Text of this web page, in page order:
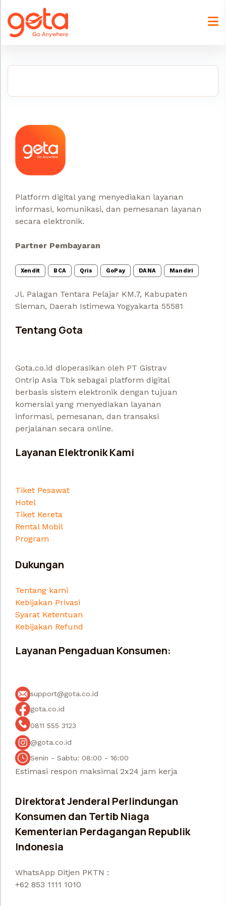
content
Platform digital yang menyediakan layanan
informasi, komunikasi, dan pemesanan layanan
secara elektronik.
Partner Pembayaran
Xendit BCA Qris GoPay DANA Mandiri
Jl. Palagan Tentara Pelajar KM.7, Kabupaten
Sleman, Daerah Istimewa Yogyakarta 55581
Tentang Gota
Gota.co.id dioperasikan oleh PT Gistrav
Ontrip Asia Tbk sebagai platform digital
berbasis sistem elektronik dengan tujuan
komersial yang menyediakan layanan
informasi, pemesanan, dan transaksi
perjalanan secara online.
Layanan Elektronik Kami
Tiket Pesawat
Hotel
Tiket Kereta
Rental Mobil
Program
Dukungan
Tentang kami
Kebijakan Privasi
Syarat Ketentuan
Kebijakan Refund
Layanan Pengaduan Konsumen:
support@gota.co.id
gota.co.id
0811 555 3123
@gota.co.id
Senin - Sabtu: 08:00 - 16:00
Estimasi respon maksimal 2x24 jam kerja
Direktorat Jenderal Perlindungan
Konsumen dan Tertib Niaga
Kementerian Perdagangan Republik
Indonesia
WhatsApp Ditjen PKTN :
+62 853 1111 1010